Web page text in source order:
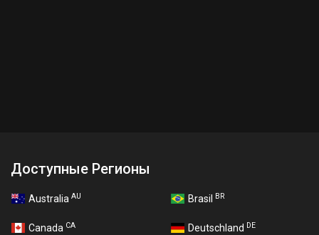
Доступные Регионы
Australia AU Brasil BR
Canada CA Deutschland DE